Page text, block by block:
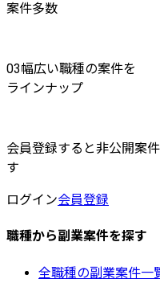
案件多数
03幅広い職種の案件を
ラインナップ
会員登録すると非公開案
す
ログイン会員登録
職種から副業案件を探す
全職種の副業案件一